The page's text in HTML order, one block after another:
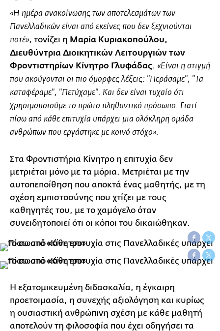
«Η ημέρα ανακοίνωσης των αποτελεσμάτων των
Πανελλαδικών είναι από εκείνες που δεν ξεχνιούνται
ποτέ», τονίζει η Μαρία Κυριακοπούλου,
Διευθύντρια Διοικητικών Λειτουργιών των
Φροντιστηρίων Κίνητρο Γλυφάδας. «Είναι η στιγμή
που ακούγονται οι πιο όμορφες λέξεις: "Περάσαμε", "Τα
καταφέραμε", "Πετύχαμε". Και δεν είναι τυχαίο ότι
χρησιμοποιούμε το πρώτο πληθυντικό πρόσωπο. Γιατί
πίσω από κάθε επιτυχία υπάρχει μια ολόκληρη ομάδα
ανθρώπων που εργάστηκε με κοινό στόχο».
Στα Φροντιστήρια Κίνητρο η επιτυχία δεν
μετριέται μόνο με τα μόρια. Μετριέται με την
αυτοπεποίθηση που αποκτά ένας μαθητής, με τη
σχέση εμπιστοσύνης που χτίζει με τους
καθηγητές του, με το χαμόγελο όταν
συνειδητοποιεί ότι οι κόποι του δικαιώθηκαν.
Η εξατομικευμένη διδασκαλία, η έγκαιρη
προετοιμασία, η συνεχής αξιολόγηση και κυρίως
η ουσιαστική ανθρώπινη σχέση με κάθε μαθητή
αποτελούν τη φιλοσοφία που έχει οδηγήσει τα